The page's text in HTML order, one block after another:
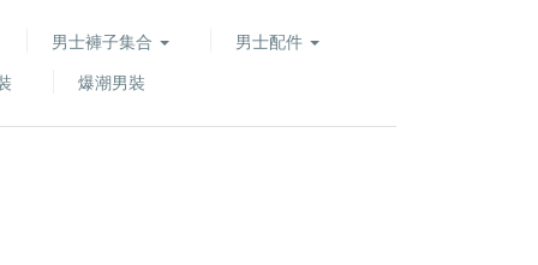
男士褲子集合
男士配件
爆潮男裝